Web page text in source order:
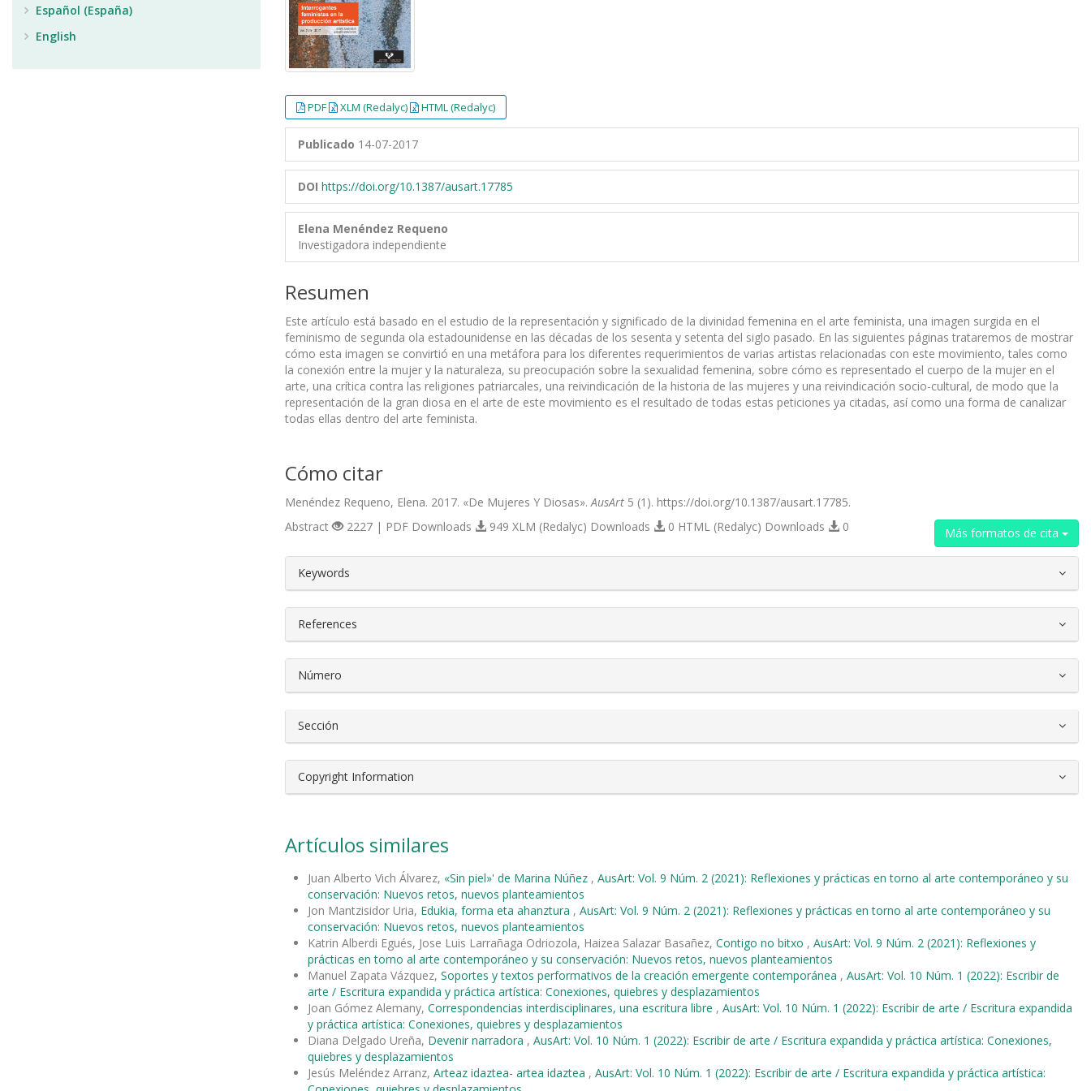
PDF XLM (Redalyc) HTML (Redalyc)
Publicado 14-07-2017
DOI https://doi.org/10.1387/ausart.17785
Elena Menéndez Requeno
Investigadora independiente
Resumen
Este artículo está basado en el estudio de la representación y significado de la divinidad femenina en el arte feminista, una imagen surgida en el
feminismo de segunda ola estadounidense en las décadas de los sesenta y setenta del siglo pasado. En las siguientes páginas trataremos de mostrar
cómo esta imagen se convirtió en una metáfora para los diferentes requerimientos de varias artistas relacionadas con este movimiento, tales como
la conexión entre la mujer y la naturaleza, su preocupación sobre la sexualidad femenina, sobre cómo es representado el cuerpo de la mujer en el
arte, una crítica contra las religiones patriarcales, una reivindicación de la historia de las mujeres y una reivindicación socio-cultural, de modo que la
representación de la gran diosa en el arte de este movimiento es el resultado de todas estas peticiones ya citadas, así como una forma de canalizar
todas ellas dentro del arte feminista.
Cómo citar
Menéndez Requeno, Elena. 2017. «De Mujeres Y Diosas». AusArt 5 (1). https://doi.org/10.1387/ausart.17785.
Más formatos de cita
Abstract 2227 | PDF Downloads 949 XLM (Redalyc) Downloads 0 HTML (Redalyc) Downloads 0
##plugins.themes.bootstrap3.article.details##
Keywords
References
Número
Sección
Copyright Information
Artículos similares
Juan Alberto Vich Álvarez, «Sin piel»' de Marina Núñez , AusArt: Vol. 9 Núm. 2 (2021): Reflexiones y prácticas en torno al arte contemporáneo y su
conservación: Nuevos retos, nuevos planteamientos
Jon Mantzisidor Uria, Edukia, forma eta ahanztura , AusArt: Vol. 9 Núm. 2 (2021): Reflexiones y prácticas en torno al arte contemporáneo y su
conservación: Nuevos retos, nuevos planteamientos
Katrin Alberdi Egués, Jose Luis Larrañaga Odriozola, Haizea Salazar Basañez, Contigo no bitxo , AusArt: Vol. 9 Núm. 2 (2021): Reflexiones y
prácticas en torno al arte contemporáneo y su conservación: Nuevos retos, nuevos planteamientos
Manuel Zapata Vázquez, Soportes y textos performativos de la creación emergente contemporánea , AusArt: Vol. 10 Núm. 1 (2022): Escribir de
arte / Escritura expandida y práctica artística: Conexiones, quiebres y desplazamientos
Joan Gómez Alemany, Correspondencias interdisciplinares, una escritura libre , AusArt: Vol. 10 Núm. 1 (2022): Escribir de arte / Escritura expandida
y práctica artística: Conexiones, quiebres y desplazamientos
Diana Delgado Ureña, Devenir narradora , AusArt: Vol. 10 Núm. 1 (2022): Escribir de arte / Escritura expandida y práctica artística: Conexiones,
quiebres y desplazamientos
Jesús Meléndez Arranz, Arteaz idaztea- artea idaztea , AusArt: Vol. 10 Núm. 1 (2022): Escribir de arte / Escritura expandida y práctica artística:
Español (España)
English